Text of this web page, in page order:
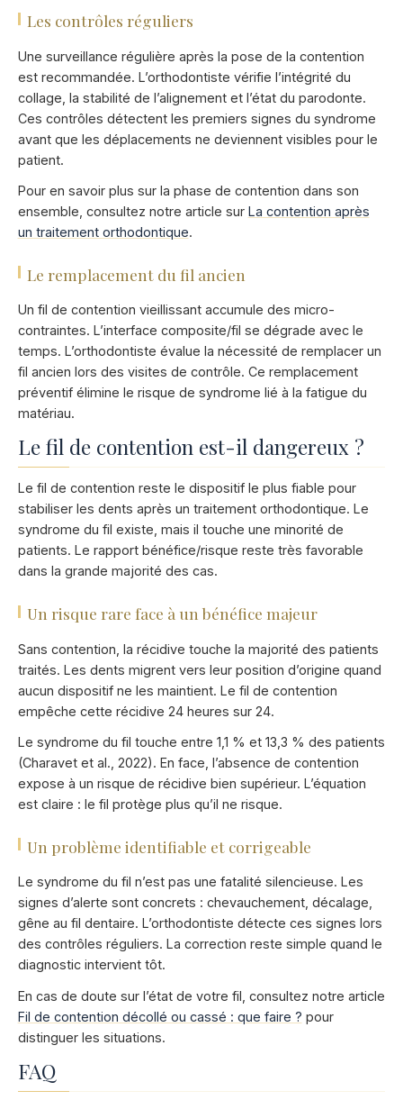
Les contrôles réguliers
Une surveillance régulière après la pose de la contention
est recommandée. L’orthodontiste vérifie l’intégrité du
collage, la stabilité de l’alignement et l’état du parodonte.
Ces contrôles détectent les premiers signes du syndrome
avant que les déplacements ne deviennent visibles pour le
patient.
Pour en savoir plus sur la phase de contention dans son
ensemble, consultez notre article sur La contention après
un traitement orthodontique.
Le remplacement du fil ancien
Un fil de contention vieillissant accumule des micro-
contraintes. L’interface composite/fil se dégrade avec le
temps. L’orthodontiste évalue la nécessité de remplacer un
fil ancien lors des visites de contrôle. Ce remplacement
préventif élimine le risque de syndrome lié à la fatigue du
matériau.
Le fil de contention est-il dangereux ?
Le fil de contention reste le dispositif le plus fiable pour
stabiliser les dents après un traitement orthodontique. Le
syndrome du fil existe, mais il touche une minorité de
patients. Le rapport bénéfice/risque reste très favorable
dans la grande majorité des cas.
Un risque rare face à un bénéfice majeur
Sans contention, la récidive touche la majorité des patients
traités. Les dents migrent vers leur position d’origine quand
aucun dispositif ne les maintient. Le fil de contention
empêche cette récidive 24 heures sur 24.
Le syndrome du fil touche entre 1,1 % et 13,3 % des patients
(Charavet et al., 2022). En face, l’absence de contention
expose à un risque de récidive bien supérieur. L’équation
est claire : le fil protège plus qu’il ne risque.
Un problème identifiable et corrigeable
Le syndrome du fil n’est pas une fatalité silencieuse. Les
signes d’alerte sont concrets : chevauchement, décalage,
gêne au fil dentaire. L’orthodontiste détecte ces signes lors
des contrôles réguliers. La correction reste simple quand le
diagnostic intervient tôt.
En cas de doute sur l’état de votre fil, consultez notre article
Fil de contention décollé ou cassé : que faire ? pour
distinguer les situations.
FAQ